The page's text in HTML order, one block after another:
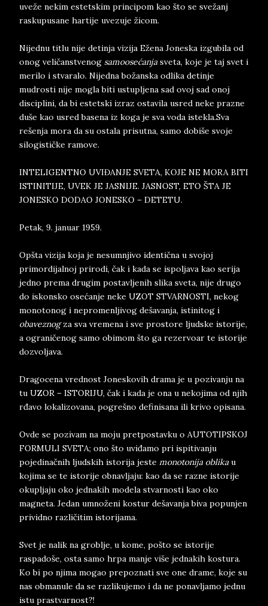
uveže nekim estetskim principom kao što se svežanj
raskupusane hartije uvezuje žicom.
Nijednu titlu nije detinja vizija Ežena Joneska izgubila od
onog veličanstvenog samoosećanjasveta, koje je taj svet i
merilo i stvaralo. Nijedna božanska odlika detinje
mudrosti nije mogla biti ustupljena sad ovoj sad onoj
disciplini, da bi estetski izraz ostavila usred neke prazne
duše kao usred basena iz koga je sva voda istekla.Sva
rešenja mora da su ostala prisutna, samo dobiše svoje
silogističke ramove.
INTELIGENTNO UVIĐANJE SVETA, KOJE NE MORA BITI
ISTINITIJE, UVEK JE JASNIJE. JASNOST, ETO ŠTA JE
JONESKO DODAO JONESKO – DETETU.
Petak, 9. januar 1959.
Opšta vizija koja je nesumnjivo identična u svojoj
primordijalnoj prirodi, čak i kada se ispoljava kao serija
jedno prema drugim postavljenih slika sveta, nije drugo
do iskonsko osećanje neke UZOT STVARNOSTI, nekog
monotonog i nepromenljivog dešavanja, istinitog i
obaveznogza sva vremena i sve prostore ljudske istorije,
a ograničenog samo obimom što ga rezervoar te istorije
dozvoljava.
Dragocena vrednost Joneskovih drama je u pozivanju na
tu UZOR – ISTORIJU, čak i kada je ona u nekojima od njih
rđavo lokalizovana, pogrešno definisana ili krivo opisana.
Ovde se pozivam na moju pretpostavku o AUTOTIPSKOJ
FORMULI SVETA; ono što uviđamo pri ispitivanju
pojedinačnih ljudskih istorija jeste monotonija oblikau
kojima se te istorije obnavljaju: kao da se razne istorije
okupljaju oko jednakih modela stvarnosti kao oko
magneta. Jedan umnoženi kostur dešavanja biva popunjen
prividno različitim istorijama.
Svet je nalik na groblje, u kome, pošto se istorije
raspadoše, osta samo hrpa manje više jednakih kostura.
Ko bi po njima mogao prepoznati sve one drame, koje su
nas obmanule da se razlikujemo i da ne ponavljamo jednu
istu prastvarnost?!